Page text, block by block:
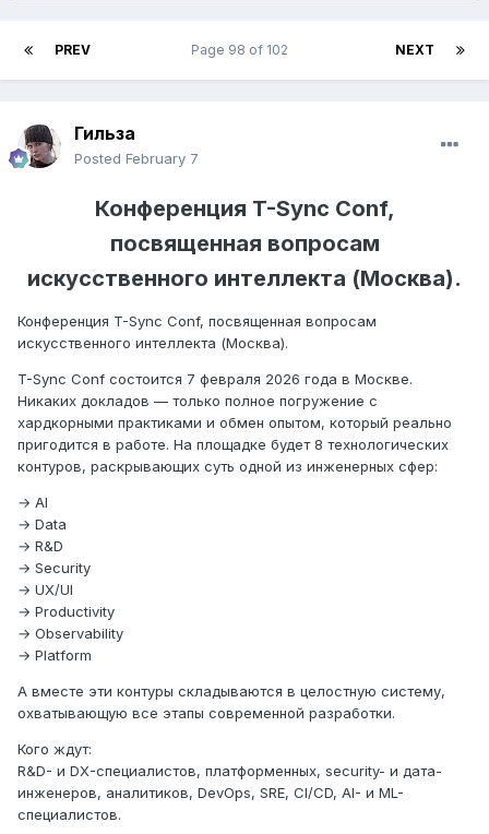
PREV NEXT
Page 98 of 102
Гильза
Posted February 7
Конференция T-Sync Conf,
посвященная вопросам
искусственного интеллекта (Москва).
Конференция T-Sync Conf, посвященная вопросам
искусственного интеллекта (Москва).
T-Sync Conf состоится 7 февраля 2026 года в Москве.
Никаких докладов — только полное погружение с
хардкорными практиками и обмен опытом, который реально
пригодится в работе. На площадке будет 8 технологических
контуров, раскрывающих суть одной из инженерных сфер:
→ AI
→ Data
→ R&D
→ Security
→ UX/UI
→ Productivity
→ Observability
→ Platform
А вместе эти контуры складываются в целостную систему,
охватывающую все этапы современной разработки.
Кого ждут:
R&D- и DX-специалистов, платформенных, security- и дата-
инженеров, аналитиков, DevOps, SRE, CI/CD, AI- и ML-
специалистов.